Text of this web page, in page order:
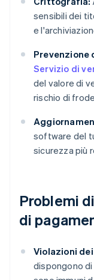
sensibili dei
e
Prevenzione
Servizio di
del valore di
rischio di
software del
sicurezza più
Problemi
di
Violazioni
dispongono di